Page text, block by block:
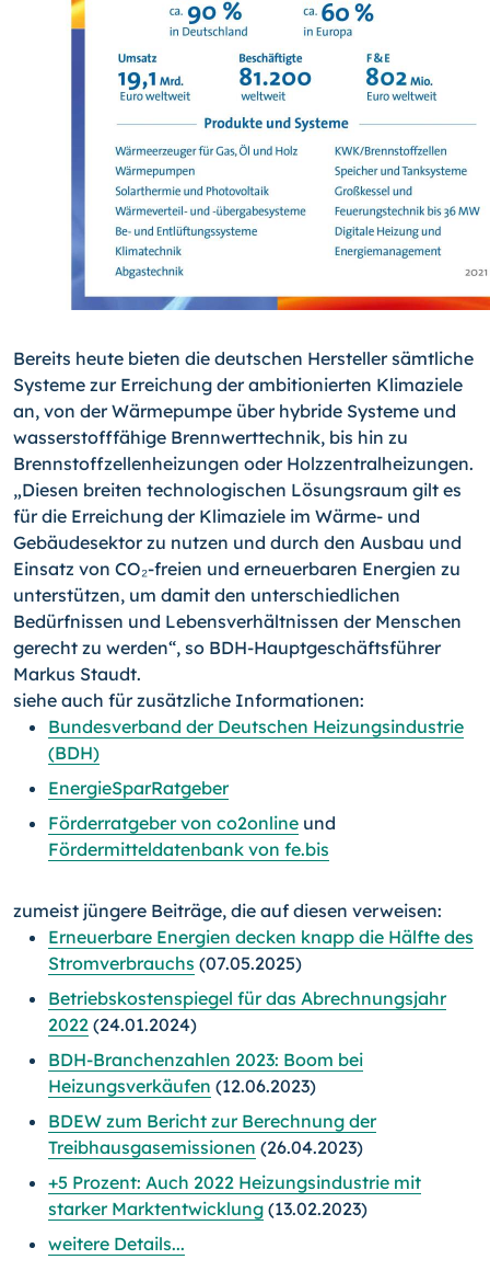
Bereits heute bieten die deutschen Hersteller sämtliche
Systeme zur Erreichung der ambitionierten Klimaziele
an, von der Wärmepumpe über hybride Systeme und
wasserstofffähige Brennwerttechnik, bis hin zu
Brennstoffzellenheizungen oder Holzzentralheizungen.
„Diesen breiten technologischen Lösungsraum gilt es
für die Erreichung der Klimaziele im Wärme- und
Gebäudesektor zu nutzen und durch den Ausbau und
Einsatz von CO₂-freien und erneuerbaren Energien zu
unterstützen, um damit den unterschiedlichen
Bedürfnissen und Lebensverhältnissen der Menschen
gerecht zu werden“, so BDH-Hauptgeschäftsführer
Markus Staudt.
siehe auch für zusätzliche Informationen:
Bundesverband der Deutschen Heizungsindustrie
(BDH)
EnergieSparRatgeber
Förderratgeber von co2online und
Fördermitteldatenbank von fe.bis
zumeist jüngere Beiträge, die auf diesen verweisen:
Erneuerbare Energien decken knapp die Hälfte des
Stromverbrauchs (07.05.2025)
Betriebskostenspiegel für das Abrechnungsjahr
2022 (24.01.2024)
BDH-Branchenzahlen 2023: Boom bei
Heizungsverkäufen (12.06.2023)
BDEW zum Bericht zur Berechnung der
Treibhausgasemissionen (26.04.2023)
+5 Prozent: Auch 2022 Heizungsindustrie mit
starker Marktentwicklung (13.02.2023)
weitere Details...